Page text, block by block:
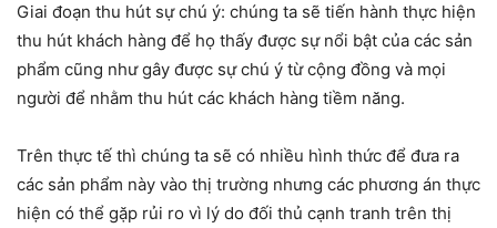
Giai đoạn thu hút sự chú ý: chúng ta sẽ tiến hành thực hiện
thu hút khách hàng để họ thấy được sự nổi bật của các sản
phẩm cũng như gây được sự chú ý từ cộng đồng và mọi
người để nhằm thu hút các khách hàng tiềm năng.
Trên thực tế thì chúng ta sẽ có nhiều hình thức để đưa ra
các sản phẩm này vào thị trường nhưng các phương án thực
hiện có thể gặp rủi ro vì lý do đối thủ cạnh tranh trên thị